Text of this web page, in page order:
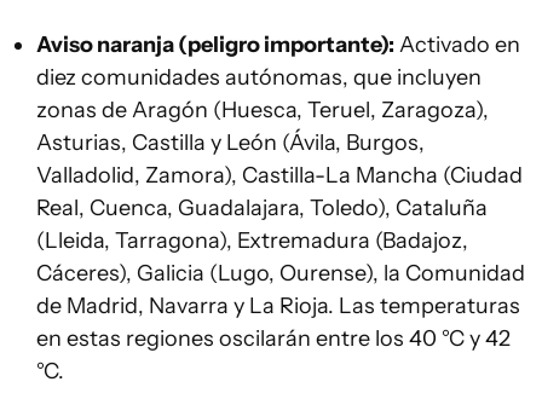
Aviso naranja (peligro importante): Activado en
diez comunidades autónomas, que incluyen
zonas de Aragón (Huesca, Teruel, Zaragoza),
Asturias, Castilla y León (Ávila, Burgos,
Valladolid, Zamora), Castilla-La Mancha (Ciudad
Real, Cuenca, Guadalajara, Toledo), Cataluña
(Lleida, Tarragona), Extremadura (Badajoz,
Cáceres), Galicia (Lugo, Ourense), la Comunidad
de Madrid, Navarra y La Rioja. Las temperaturas
en estas regiones oscilarán entre los 40 °C y 42
°C.